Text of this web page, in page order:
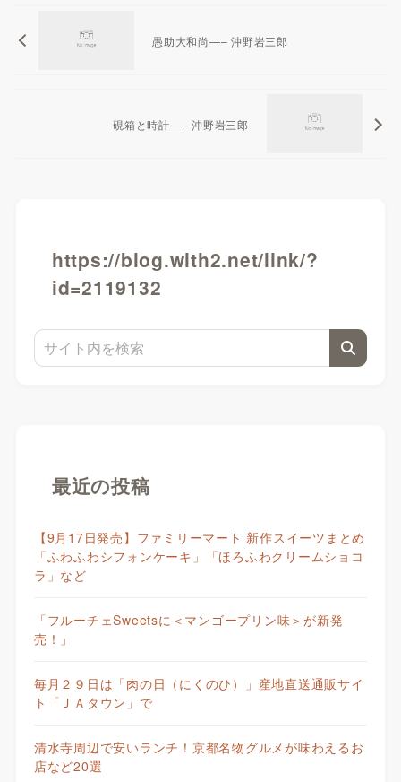
愚助大和尚—– 沖野岩三郎
硯箱と時計—– 沖野岩三郎
https://blog.with2.net/link/?
id=2119132
最近の投稿
【9月17日発売】ファミリーマート 新作スイーツまとめ
「ふわふわシフォンケーキ」「ほろふわクリームショコ
ラ」など
「フルーチェSweetsに＜マンゴープリン味＞が新発
売！」
毎月２９日は「肉の日（にくのひ）」産地直送通販サイ
ト「ＪＡタウン」で
清水寺周辺で安いランチ！京都名物グルメが味わえるお
店など20選